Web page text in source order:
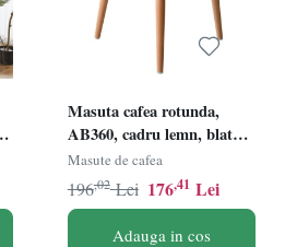
Masuta cafea rotunda,
AB360, cadru lemn, blat
polipropilena, 49.5x44.5 cm,
alb
Masute de cafea
176,41 Lei
196,02 Lei
Adauga in cos